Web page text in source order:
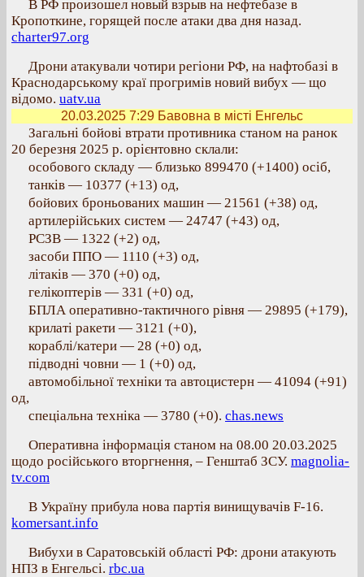
В РФ произошел новый взрыв на нефтебазе в
Кропоткине, горящей после атаки два дня назад.
charter97.org
Дрони атакували чотири регіони РФ, на нафтобазі в
Краснодарському краї прогримів новий вибух — що
відомо. uatv.ua
20.03.2025 7:29 Бавовна в місті Енгельс
Загальні бойові втрати противника станом на ранок
20 березня 2025 р. орієнтовно склали:
особового складу — близько 899470 (+1400) осіб,
танків — 10377 (+13) од,
бойових броньованих машин — 21561 (+38) од,
артилерійських систем — 24747 (+43) од,
РСЗВ — 1322 (+2) од,
засоби ППО — 1110 (+3) од,
літаків — 370 (+0) од,
гелікоптерів — 331 (+0) од,
БПЛА оперативно-тактичного рівня — 29895 (+179),
крилаті ракети — 3121 (+0),
кораблі/катери — 28 (+0) од,
підводні човни — 1 (+0) од,
автомобільної техніки та автоцистерн — 41094 (+91)
од,
спеціальна техніка — 3780 (+0). chas.news
Оперативна інформація станом на 08.00 20.03.2025
щодо російського вторгнення, – Генштаб ЗСУ. magnolia-
tv.com
В Україну прибула нова партія винищувачів F-16.
komersant.info
Вибухи в Саратовській області РФ: дрони атакують
НПЗ в Енгельсі. rbc.ua